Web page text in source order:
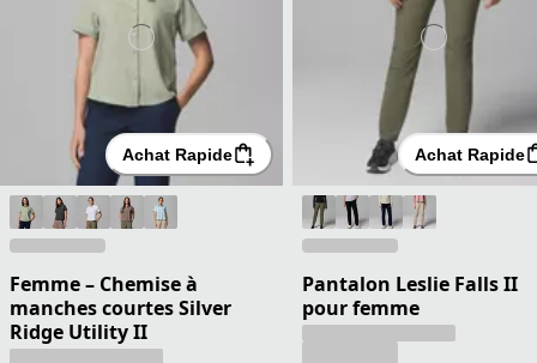
Achat Rapide
Femme – Chemise à
manches courtes Silver
Ridge Utility II
Achat Rapide
Pantalon Leslie Falls II
pour femme